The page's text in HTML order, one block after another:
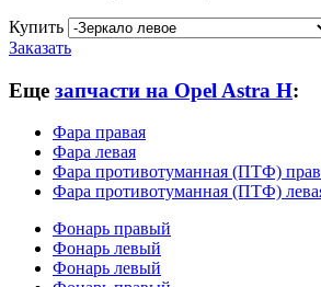
Купить
Заказать
Еще запчасти на Opel Astra H:
Фара правая
Фара левая
Фара противотуманная (ПТФ)
Фара противотуманная (ПТФ)
Фонарь правый
Фонарь левый
Фонарь левый